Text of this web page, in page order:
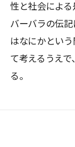
性と社会による
バーバラの伝
はなにかとい
て考えるうえ
る。